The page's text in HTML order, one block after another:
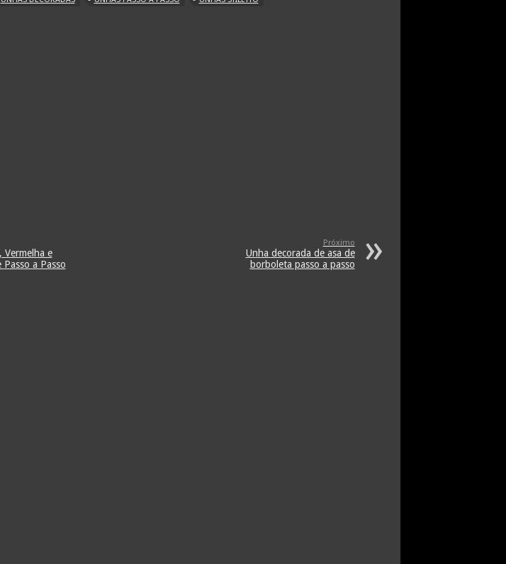
Vermelha e
a Passo
Próximo
Unha decorada de asa de
borboleta passo a passo